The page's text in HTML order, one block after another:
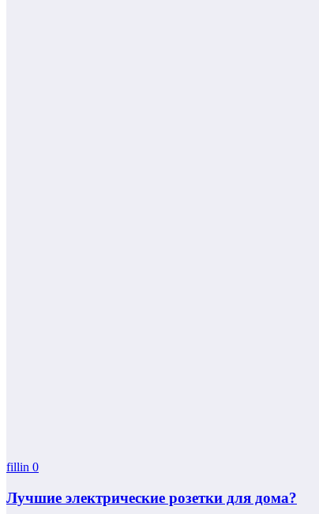
fillin 0
Лучшие электрические розетки для дома?